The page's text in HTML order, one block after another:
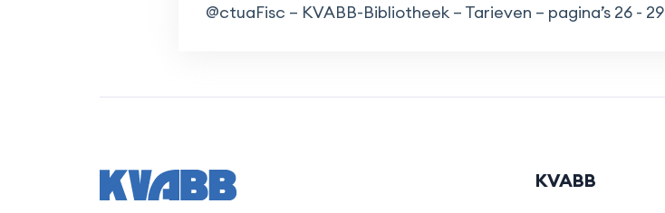
@ctuaFisc – KVABB-Bibliotheek – Tarieven – pagina’s 26 - 29
KVABB